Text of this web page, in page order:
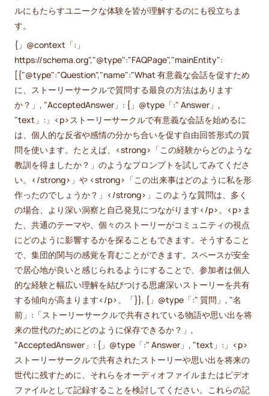
ルにもたらすユニークな体験を皆が理解するのにも役立ちま
す。
{」@context「:」
https://schema.org","@type":"FAQPage","mainEntity":
[{"@type":"Question","name":"What 有意義な会話を促すため
に、ストーリーサークルで質問する最良の方法はあります
か？」, "AcceptedAnswer」: {」@type「:" Answer」,
"text」:」<p>ストーリーサークルで有意義な会話を始めるに
は、個人的な反省や感情の分かち合いを促す自由回答形式の質
問を使います。たとえば、<strong>「この経験からどのような
教訓を得ましたか？」のようなプロンプトを試してみてくださ
い。</strong>」や <strong>「この出来事はどのように私を形
作ったのでしょうか？」</strong>」このような質問は、多く
の場合、より深い洞察と自己発見につながります</p>。<p>ま
た、共通のテーマや、個々のストーリーがコミュニティの視点
にどのように影響するかを探ることもできます。そうすること
で、集団的関与の感覚を育むことができます。スペースが安全
で居心地が良いと感じられるようにすることで、参加者は個人
的な経験と幅広い理解を結びつける思慮深いストーリーを共有
する傾向が高まります</p>。「}}, {」@type「:" 質問」, "名
前」:「ストーリーサークルで共有されている物語や思い出を将
来の世代のためにどのように保存できるか？」,
"AcceptedAnswer」: {」@type「:" Answer」, "text」:」<p>
ストーリーサークルで共有されたストーリーや思い出を将来の
世代に残すために、それらをオーディオファイルまたはビデオ
ファイルとして記録することを検討してください。これらの記